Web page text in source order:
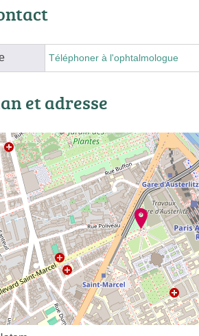
Téléphoner à l'ophtalmologue
et adresse